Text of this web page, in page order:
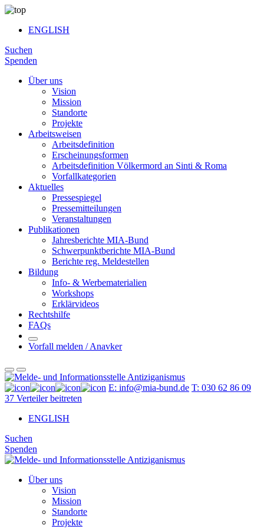
ENGLISH
Suchen
Spenden
Über uns
Vision
Mission
Standorte
Projekte
Arbeitsweisen
Arbeitsdefinition
Erscheinungsformen
Arbeitsdefinition Völkermord an Sinti & Roma
Vorfallkategorien
Aktuelles
Pressespiegel
Pressemitteilungen
Veranstaltungen
Publikationen
Jahresberichte MIA-Bund
Schwerpunktberichte MIA-Bund
Berichte reg. Meldestellen
Bildung
Info- & Werbematerialien
Workshops
Erklärvideos
Rechtshilfe
FAQs
Vorfall melden / Anavker
E: info@mia-bund.de T: 030 62 86 09
37 Verteiler beitreten
ENGLISH
Suchen
Spenden
Über uns
Vision
Mission
Standorte
Projekte